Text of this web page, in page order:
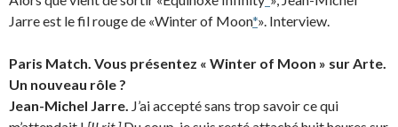
Jarre est le fil rouge de «Winter of Moon*». Interview.
Paris Match. Vous présentez « Winter of Moon » sur Arte.
Un nouveau rôle ?
Jean-Michel Jarre. J’ai accepté sans trop savoir ce qui